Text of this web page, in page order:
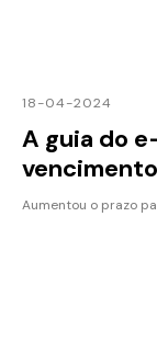
18-04-2024
A guia do
Aumentou o prazo